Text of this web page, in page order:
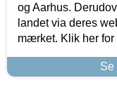
og Aarhus.
landet via deres
mærket. Klik her for
Se